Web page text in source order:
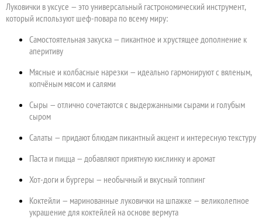
Луковички в уксусе — это универсальный гастрономический инструмент,
который используют шеф-повара по всему миру:
Самостоятельная закуска — пикантное и хрустящее дополнение к
аперитиву
Мясные и колбасные нарезки — идеально гармонируют с вяленым,
копчёным мясом и салями
Сыры — отлично сочетаются с выдержанными сырами и голубым
сыром
Салаты — придают блюдам пикантный акцент и интересную текстуру
Паста и пицца — добавляют приятную кислинку и аромат
Хот-доги и бургеры — необычный и вкусный топпинг
Коктейли — маринованные луковички на шпажке — великолепное
украшение для коктейлей на основе вермута